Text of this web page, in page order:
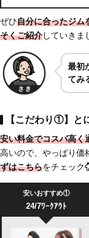
ぜひ自分に合ったジム
そくご紹介していきま
最初
てみ
【こだわり①】と
安い料金でコスパ高く
高いので、やっぱり価
ずはこちらをチェック
安いおすすめ①
24/7ﾜｰｸｱｳﾄ